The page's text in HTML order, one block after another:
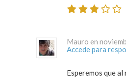
Accede para
Esperemos que al